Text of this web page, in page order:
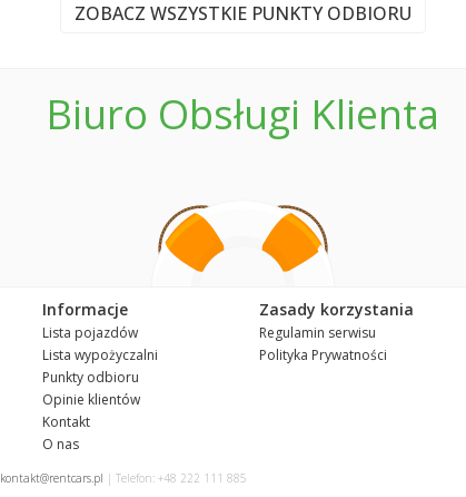
ZOBACZ WSZYSTKIE PUNKTY ODBIORU
Biuro Obsługi Klienta
Informacje
Lista pojazdów
Lista wypożyczalni
Punkty odbioru
Opinie klientów
Kontakt
O nas
Zasady korzystania
Regulamin serwisu
Polityka Prywatności
kontakt@rentcars.pl | Telefon: +48 222 111 885